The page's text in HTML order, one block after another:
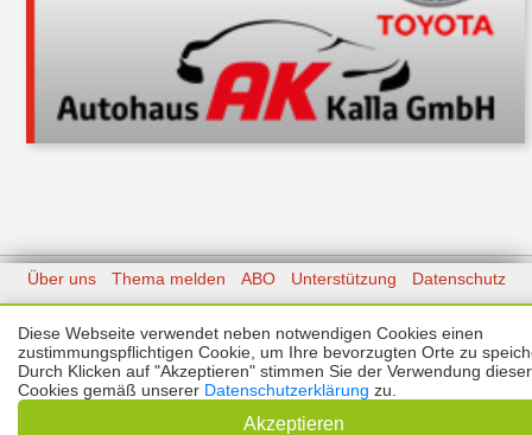
Kontakt
Über uns Thema melden ABO Unterstützung
Datenschutz
Impressum
🌙 Dark Mode
Copyright © 2026 |Prinzmediaconcept.de
Diese Webseite verwendet neben notwendigen Cookies einen
zustimmungspflichtigen Cookie, um Ihre bevorzugten Orte zu
Durch Klicken auf "Akzeptieren" stimmen Sie der Verwendung dieser
Cookies gemäß unserer Datenschutzerklärung zu.
Akzeptieren